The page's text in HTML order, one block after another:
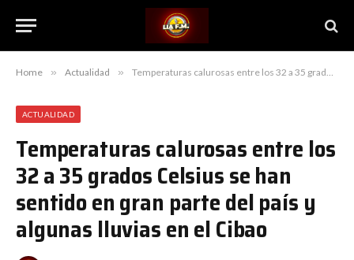
Home » Actualidad » Temperaturas calurosas entre los 32 a 35 grados Celsius se han sentido en gran parte del país y algunas lluvias en el Cibao
ACTUALIDAD
Temperaturas calurosas entre los
32 a 35 grados Celsius se han
sentido en gran parte del país y
algunas lluvias en el Cibao